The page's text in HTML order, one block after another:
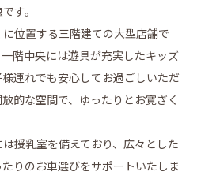
す。
位置する三階建ての大型店舗で
階中央には遊具が充実したキッズ
連れでも安心してお過ごしいただ
的な空間で、ゆったりとお寛ぎく
授乳室を備えており、広々とした
りのお車選びをサポートいたしま